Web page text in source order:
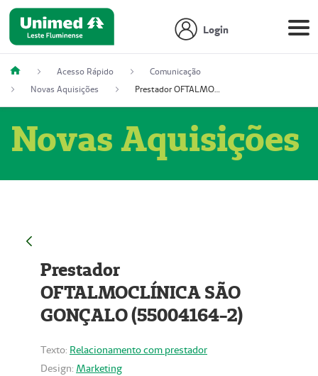
Login
Acesso Rápido
Comunicação
Novas Aquisições
Prestador OFTALMOCLÍNICA SÃO GONÇALO (55004164-2)
Novas Aquisições
Prestador
OFTALMOCLÍNICA SÃO
GONÇALO (55004164-2)
Texto: Relacionamento com prestador
Design: Marketing